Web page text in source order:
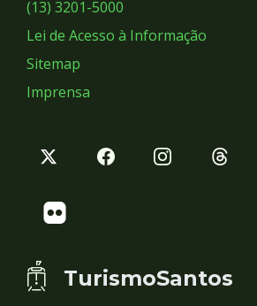
(13) 3201-5000
Lei de Acesso à Informação
Sitemap
Imprensa
TurismoSantos